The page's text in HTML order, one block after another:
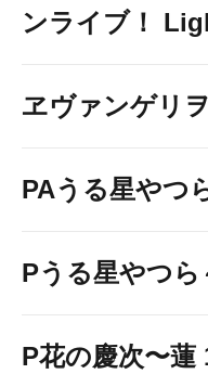
ンライブ！
ヱヴァンゲリ
PAうる星やつ
Pうる星やつ
P花の慶次〜蓮